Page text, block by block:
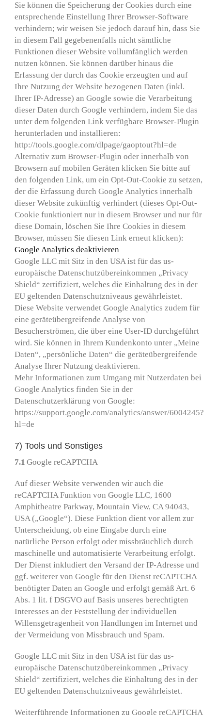
Sie können die Speicherung der Cookies durch eine
entsprechende Einstellung Ihrer Browser-Software
verhindern; wir weisen Sie jedoch darauf hin, dass Sie
in diesem Fall gegebenenfalls nicht sämtliche
Funktionen dieser Website vollumfänglich werden
nutzen können. Sie können darüber hinaus die
Erfassung der durch das Cookie erzeugten und auf
Ihre Nutzung der Website bezogenen Daten (inkl.
Ihrer IP-Adresse) an Google sowie die Verarbeitung
dieser Daten durch Google verhindern, indem Sie das
unter dem folgenden Link verfügbare Browser-Plugin
herunterladen und installieren:
http://tools.google.com/dlpage/gaoptout?hl=de
Alternativ zum Browser-Plugin oder innerhalb von
Browsern auf mobilen Geräten klicken Sie bitte auf
den folgenden Link, um ein Opt-Out-Cookie zu setzen,
der die Erfassung durch Google Analytics innerhalb
dieser Website zukünftig verhindert (dieses Opt-Out-
Cookie funktioniert nur in diesem Browser und nur für
diese Domain, löschen Sie Ihre Cookies in diesem
Browser, müssen Sie diesen Link erneut klicken):
Google Analytics deaktivieren
Google LLC mit Sitz in den USA ist für das us-
europäische Datenschutzübereinkommen „Privacy
Shield“ zertifiziert, welches die Einhaltung des in der
EU geltenden Datenschutzniveaus gewährleistet.
Diese Website verwendet Google Analytics zudem für
eine geräteübergreifende Analyse von
Besucherströmen, die über eine User-ID durchgeführt
wird. Sie können in Ihrem Kundenkonto unter „Meine
Daten“, „persönliche Daten“ die geräteübergreifende
Analyse Ihrer Nutzung deaktivieren.
Mehr Informationen zum Umgang mit Nutzerdaten bei
Google Analytics finden Sie in der
Datenschutzerklärung von Google:
https://support.google.com/analytics/answer/6004245?
hl=de
7) Tools und Sonstiges
7.1 Google reCAPTCHA
Auf dieser Website verwenden wir auch die
reCAPTCHA Funktion von Google LLC, 1600
Amphitheatre Parkway, Mountain View, CA 94043,
USA („Google“). Diese Funktion dient vor allem zur
Unterscheidung, ob eine Eingabe durch eine
natürliche Person erfolgt oder missbräuchlich durch
maschinelle und automatisierte Verarbeitung erfolgt.
Der Dienst inkludiert den Versand der IP-Adresse und
ggf. weiterer von Google für den Dienst reCAPTCHA
benötigter Daten an Google und erfolgt gemäß Art. 6
Abs. 1 lit. f DSGVO auf Basis unseres berechtigten
Interesses an der Feststellung der individuellen
Willensgetragenheit von Handlungen im Internet und
der Vermeidung von Missbrauch und Spam.
Google LLC mit Sitz in den USA ist für das us-
europäische Datenschutzübereinkommen „Privacy
Shield“ zertifiziert, welches die Einhaltung des in der
EU geltenden Datenschutzniveaus gewährleistet.
Weiterführende Informationen zu Google reCAPTCHA